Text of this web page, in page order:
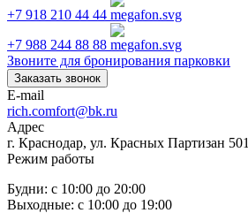
+7 918 210 44 44
+7 988 244 88 88
Звоните для бронирования парковки
Заказать звонок
E-mail
rich.comfort@bk.ru
Адрес
г. Краснодар, ул. Красных Партизан 501
Режим работы
Будни: с 10:00 до 20:00
Выходные: с 10:00 до 19:00